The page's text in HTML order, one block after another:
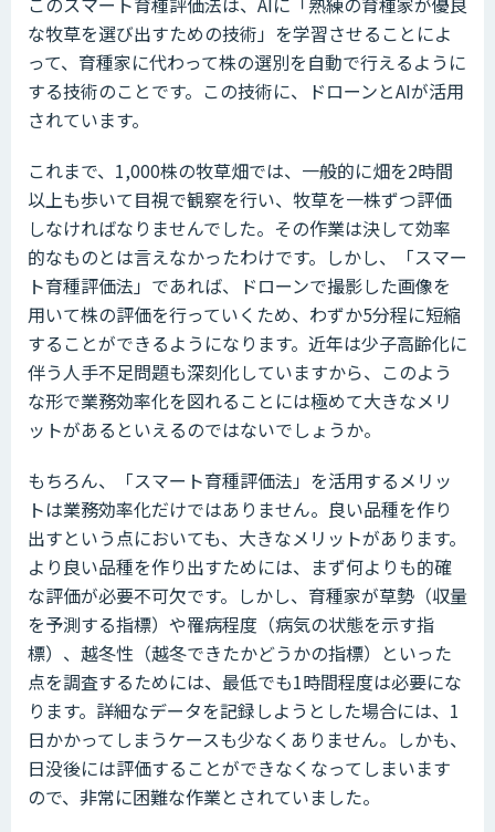
な牧草を選び出すための技術」を学習させることによ
って、育種家に代わって株の選別を自動で行えるように
する技術のことです。この技術に、ドローンとAIが活用
されています。
これまで、1,000株の牧草畑では、一般的に畑を2時間
以上も歩いて目視で観察を行い、牧草を一株ずつ評価
しなければなりませんでした。その作業は決して効率
的なものとは言えなかったわけです。しかし、「スマー
ト育種評価法」であれば、ドローンで撮影した画像を
用いて株の評価を行っていくため、わずか5分程に短縮
することができるようになります。近年は少子高齢化に
伴う人手不足問題も深刻化していますから、このよう
な形で業務効率化を図れることには極めて大きなメリ
ットがあるといえるのではないでしょうか。
もちろん、「スマート育種評価法」を活用するメリッ
トは業務効率化だけではありません。良い品種を作り
出すという点においても、大きなメリットがあります。
より良い品種を作り出すためには、まず何よりも的確
な評価が必要不可欠です。しかし、育種家が草勢（収量
を予測する指標）や罹病程度（病気の状態を示す指
標）、越冬性（越冬できたかどうかの指標）といった
点を調査するためには、最低でも1時間程度は必要にな
ります。詳細なデータを記録しようとした場合には、1
日かかってしまうケースも少なくありません。しかも、
日没後には評価することができなくなってしまいます
ので、非常に困難な作業とされていました。